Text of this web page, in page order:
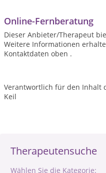
Therapeutensuche
Wählen Sie die Kategorie:
Online-Fernberatung
Dieser Anbieter/Therapeut
Weitere Informationen
Kontaktdaten oben .
Verantwortlich für den Inhalt
Keil